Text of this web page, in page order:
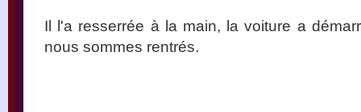
Il l'a resserrée à la main, la voiture a
nous sommes rentrés.